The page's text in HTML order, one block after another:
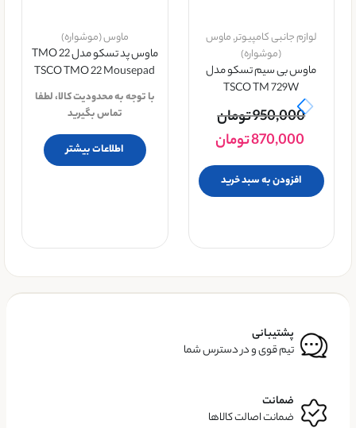
لوازم جانبی کامپیوتر,ماوس
(موشواره)
ماوس بی سیم تسکو مدل
TSCO TM 729W
950,000تومان
870,000تومان
افزودن به سبد خرید
ماوس (موشواره)
ماوس پد تسکو مدل TMO 22
TSCO TMO 22 Mousepad
با توجه به محدودیت کالا، لطفا
تماس بگیرید
اطلاعات بیشتر
پشتیبانی
تیم قوی و در دسترس شما
ضمانت
ضمانت اصالت کالاها